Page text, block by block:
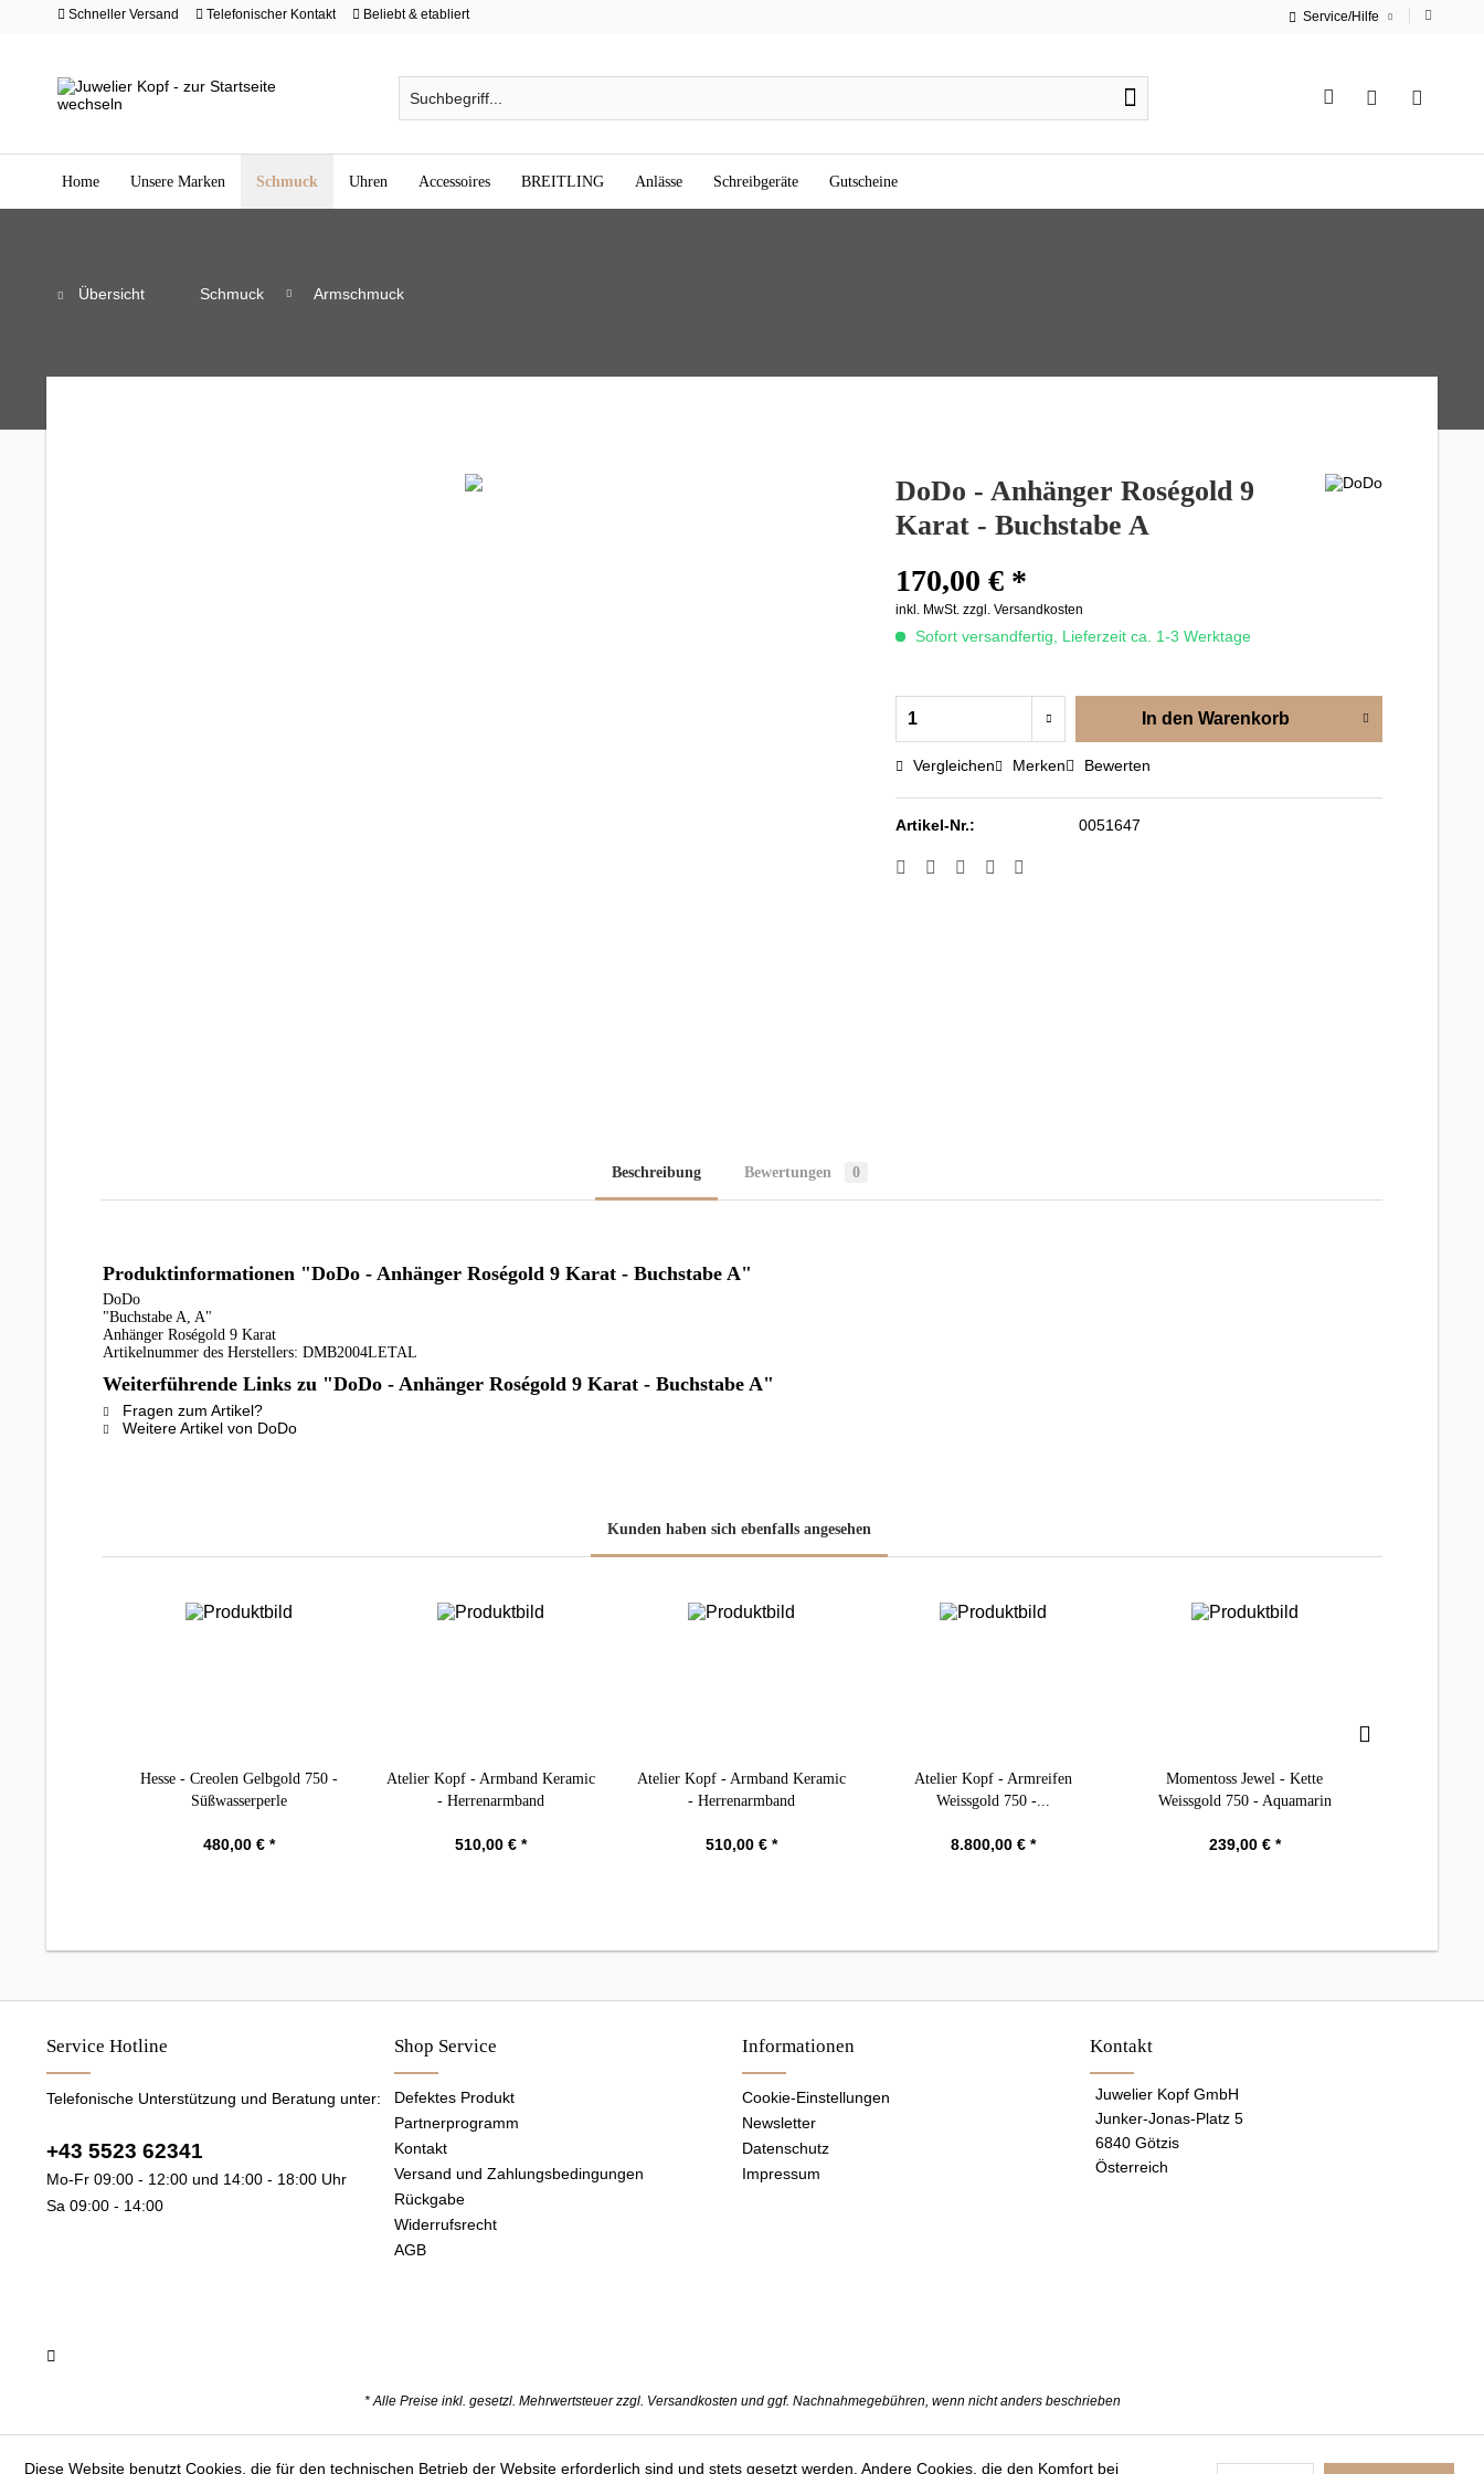
Schneller Versand Telefonischer Kontakt Beliebt & etabliert Service/Hilfe
Home Unsere Marken Schmuck Uhren Accessoires BREITLING Anlässe Schreibgeräte Gutscheine
Übersicht Schmuck Armschmuck
DoDo - Anhänger Roségold 9
Karat - Buchstabe A
170,00 € *
inkl. MwSt.zzgl. Versandkosten
Sofort versandfertig, Lieferzeit ca. 1-3 Werktage
In den Warenkorb
Vergleichen Merken Bewerten
Artikel-Nr.: 0051647
Beschreibung Bewertungen 0
Produktinformationen "DoDo - Anhänger Roségold 9 Karat - Buchstabe A"
DoDo
"Buchstabe A, A"
Anhänger Roségold 9 Karat
Artikelnummer des Herstellers: DMB2004LETAL
Weiterführende Links zu "DoDo - Anhänger Roségold 9 Karat - Buchstabe A"
Fragen zum Artikel?
Weitere Artikel von DoDo
Kunden haben sich ebenfalls angesehen
Hesse - Creolen Gelbgold 750 -
Süßwasserperle
480,00 € *
Atelier Kopf - Armband Keramic
- Herrenarmband
510,00 € *
Atelier Kopf - Armband Keramic
- Herrenarmband
510,00 € *
Atelier Kopf - Armreifen
Weissgold 750 -...
8.800,00 € *
Momentoss Jewel - Kette
Weissgold 750 - Aquamarin
239,00 € *
Service Hotline
Telefonische Unterstützung und Beratung unter:
+43 5523 62341
Mo-Fr 09:00 - 12:00 und 14:00 - 18:00 Uhr
Sa 09:00 - 14:00
Shop Service
Defektes Produkt
Partnerprogramm
Kontakt
Versand und Zahlungsbedingungen
Rückgabe
Widerrufsrecht
AGB
Informationen
Cookie-Einstellungen
Newsletter
Datenschutz
Impressum
Kontakt
Juwelier Kopf GmbH
Junker-Jonas-Platz 5
6840 Götzis
Österreich
* Alle Preise inkl. gesetzl. Mehrwertsteuer zzgl. Versandkosten und ggf. Nachnahmegebühren, wenn nicht anders beschrieben
Diese Website benutzt Cookies, die für den technischen Betrieb der Website erforderlich sind und stets gesetzt werden. Andere Cookies, die den Komfort bei